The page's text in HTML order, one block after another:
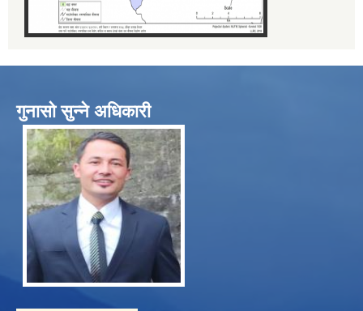
गुनासो सुन्ने अधिकारी